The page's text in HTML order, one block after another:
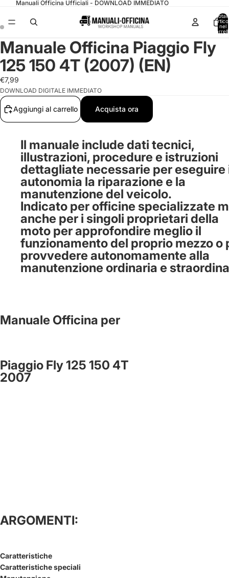
Manuali Officina Ufficiali - DOWNLOAD IMMEDIATO
nel
Manuale Officina Piaggio Fly
125 150 4T (2007) (EN)
€7,99
DOWNLOAD DIGITALE IMMEDIATO
Aggiungi al carrello Acquista ora
Il manuale include dati tecnici,
illustrazioni, procedure e istruzioni
dettagliate necessarie per eseguire
autonomia la riparazione e la
manutenzione del veicolo.
Indicato per officine specializzate
anche per i singoli proprietari della
moto per approfondire meglio il
funzionamento del proprio mezzo o
provvedere autonomamente alla
manutenzione ordinaria e
Manuale Officina per
Piaggio Fly 125 150 4T
2007
ARGOMENTI:
Caratteristiche
Caratteristiche speciali